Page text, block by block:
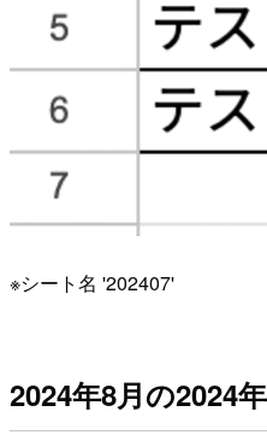
※シート名 '202407'
2024年8月の2024